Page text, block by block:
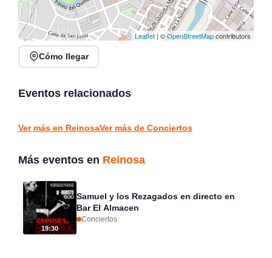
Leaflet | ©OpenStreetMapcontributors
Cómo llegar
Eventos relacionados
Rosana Garín en directo
Colindres
Ver más en ReinosaVer más de Conciertos
Más eventos en Reinosa
19:30
Samuel y los Rezagados en directo en
Bar El Almacen
Conciertos